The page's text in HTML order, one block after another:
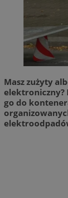
Masz zużyty
elektroniczny?
go do